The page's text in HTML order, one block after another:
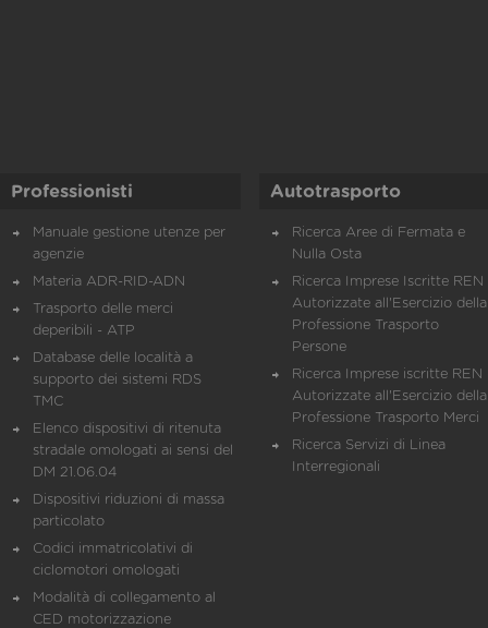
Professionisti
Manuale gestione utenze per
agenzie
Materia ADR-RID-ADN
Trasporto delle merci
deperibili - ATP
Database delle località a
supporto dei sistemi RDS
TMC
Elenco dispositivi di ritenuta
stradale omologati ai sensi del
DM 21.06.04
Dispositivi riduzioni di massa
particolato
Codici immatricolativi di
ciclomotori omologati
Modalità di collegamento al
CED motorizzazione
Autotrasporto
Ricerca Aree di Fermata e
Nulla Osta
Ricerca Imprese Iscritte REN
Autorizzate all'Esercizio della
Professione Trasporto
Persone
Ricerca Imprese iscritte REN
Autorizzate all'Esercizio della
Professione Trasporto Merci
Ricerca Servizi di Linea
Interregionali